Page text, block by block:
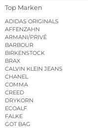
Top Marken
ADIDAS ORIGINALS
AFFENZAHN
ARMANI/PRIVÉ
BARBOUR
BIRKENSTOCK
BRAX
CALVIN KLEIN JEANS
CHANEL
COMMA
CREED
DRYKORN
ECOALF
FALKE
GOT BAG